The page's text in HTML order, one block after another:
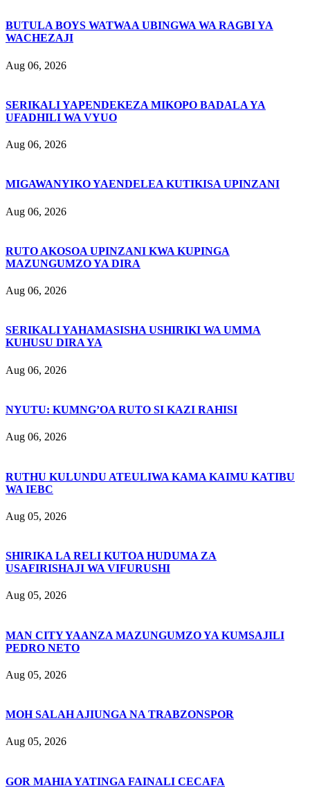
BUTULA BOYS WATWAA UBINGWA WA RAGBI YA
WACHEZAJI
Aug 06, 2026
SERIKALI YAPENDEKEZA MIKOPO BADALA YA
UFADHILI WA VYUO
Aug 06, 2026
MIGAWANYIKO YAENDELEA KUTIKISA UPINZANI
Aug 06, 2026
RUTO AKOSOA UPINZANI KWA KUPINGA
MAZUNGUMZO YA DIRA
Aug 06, 2026
SERIKALI YAHAMASISHA USHIRIKI WA UMMA
KUHUSU DIRA YA
Aug 06, 2026
NYUTU: KUMNG’OA RUTO SI KAZI RAHISI
Aug 06, 2026
RUTHU KULUNDU ATEULIWA KAMA KAIMU KATIBU
WA IEBC
Aug 05, 2026
SHIRIKA LA RELI KUTOA HUDUMA ZA
USAFIRISHAJI WA VIFURUSHI
Aug 05, 2026
MAN CITY YAANZA MAZUNGUMZO YA KUMSAJILI
PEDRO NETO
Aug 05, 2026
MOH SALAH AJIUNGA NA TRABZONSPOR
Aug 05, 2026
GOR MAHIA YATINGA FAINALI CECAFA